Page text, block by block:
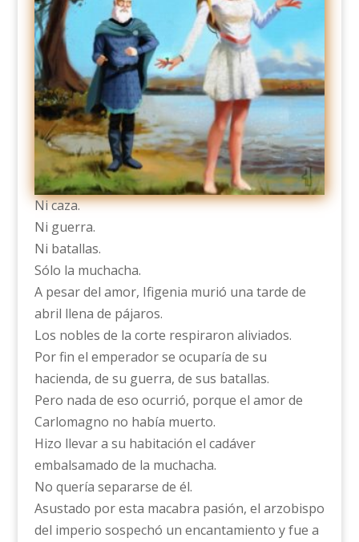
Ni caza.
Ni guerra.
Ni batallas.
Sólo la muchacha.
A pesar del amor, Ifigenia murió una tarde de
abril llena de pájaros.
Los nobles de la corte respiraron aliviados.
Por fin el emperador se ocuparía de su
hacienda, de su guerra, de sus batallas.
Pero nada de eso ocurrió, porque el amor de
Carlomagno no había muerto.
Hizo llevar a su habitación el cadáver
embalsamado de la muchacha.
No quería separarse de él.
Asustado por esta macabra pasión, el arzobispo
del imperio sospechó un encantamiento y fue a